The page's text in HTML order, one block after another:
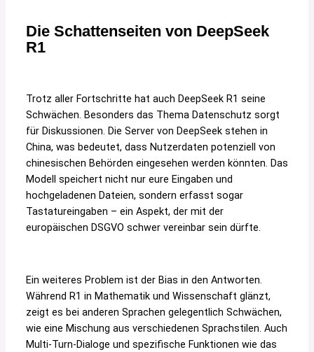
Die Schattenseiten von DeepSeek
R1
Trotz aller Fortschritte hat auch DeepSeek R1 seine
Schwächen. Besonders das Thema Datenschutz sorgt
für Diskussionen. Die Server von DeepSeek stehen in
China, was bedeutet, dass Nutzerdaten potenziell von
chinesischen Behörden eingesehen werden könnten. Das
Modell speichert nicht nur eure Eingaben und
hochgeladenen Dateien, sondern erfasst sogar
Tastatureingaben – ein Aspekt, der mit der
europäischen DSGVO schwer vereinbar sein dürfte.
Ein weiteres Problem ist der Bias in den Antworten.
Während R1 in Mathematik und Wissenschaft glänzt,
zeigt es bei anderen Sprachen gelegentlich Schwächen,
wie eine Mischung aus verschiedenen Sprachstilen. Auch
Multi-Turn-Dialoge und spezifische Funktionen wie das